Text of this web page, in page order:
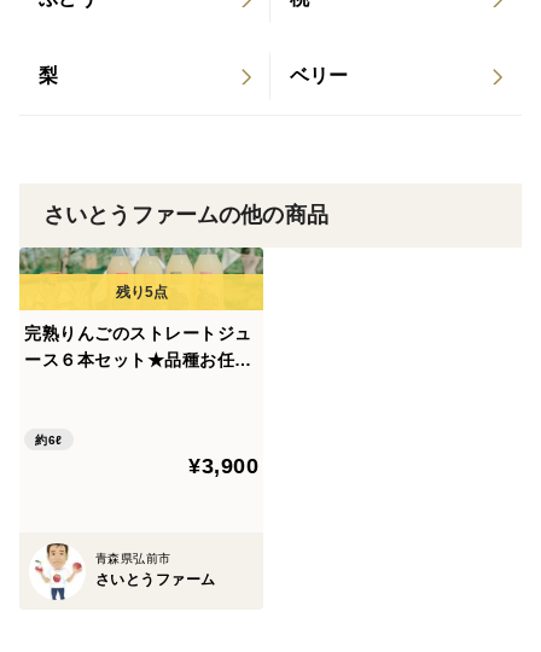
梨 ベリー
さいとうファームの他の商品
完熟りんごのストレートジュ
ース６本セット★品種お任せ
ド・旬のりんごをギュッと絞
ったオリジナルブレンド・甘
約6ℓ
¥3,900
青森県弘前市
さいとうファーム